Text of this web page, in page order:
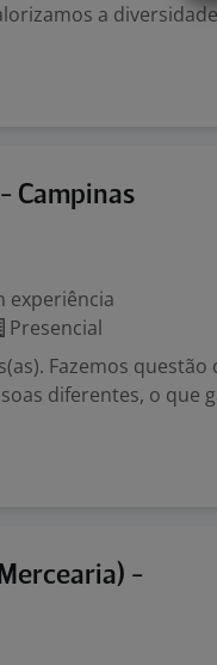
a
Campinas
experiência
Presencial
Fazemos questão
diferentes, o que
-